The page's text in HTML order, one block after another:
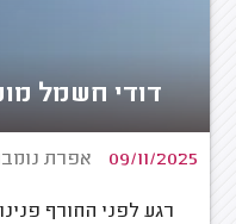
דודי חשמל
09/11/2025 אפרת
רגע לפני החורף